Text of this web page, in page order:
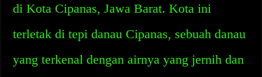
di Kota Cipanas, Jawa Barat. Kota ini
terletak di tepi danau Cipanas, sebuah danau
yang terkenal dengan airnya yang jernih dan